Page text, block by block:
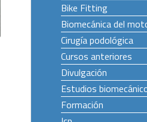
Bike Fitting
Biomecánica del
Cirugía podológica
Cursos anteriores
Divulgación
Estudios
Formación